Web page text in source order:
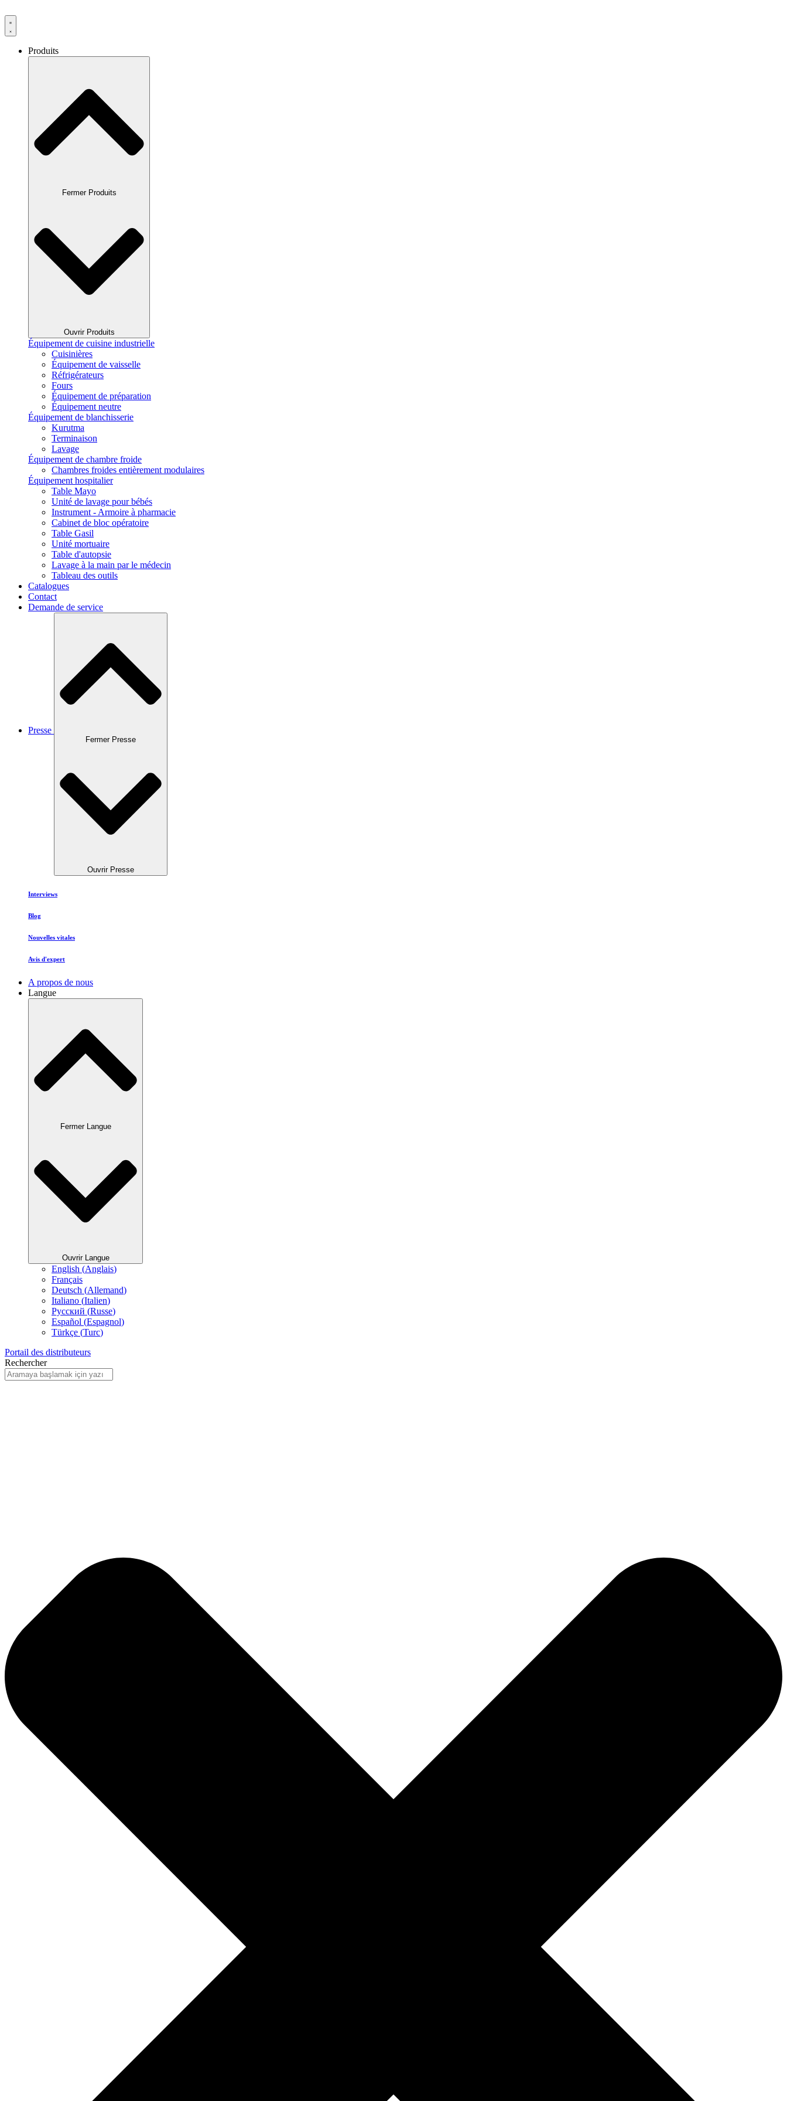
Produits
Fermer Produits
Ouvrir Produits
Équipement de cuisine industrielle
Cuisinières
Équipement de vaisselle
Réfrigérateurs
Fours
Équipement de préparation
Équipement neutre
Équipement de blanchisserie
Kurutma
Terminaison
Lavage
Équipement de chambre froide
Chambres froides entièrement modulaires
Équipement hospitalier
Table Mayo
Unité de lavage pour bébés
Instrument - Armoire à pharmacie
Cabinet de bloc opératoire
Table Gasil
Unité mortuaire
Table d'autopsie
Lavage à la main par le médecin
Tableau des outils
Catalogues
Contact
Demande de service
Presse
Fermer Presse
Ouvrir Presse
Interviews
Blog
Nouvelles vitales
Avis d'expert
A propos de nous
Langue
Fermer Langue
Ouvrir Langue
English (Anglais)
Français
Deutsch (Allemand)
Italiano (Italien)
Русский (Russe)
Español (Espagnol)
Türkçe (Turc)
Portail des distributeurs
Rechercher